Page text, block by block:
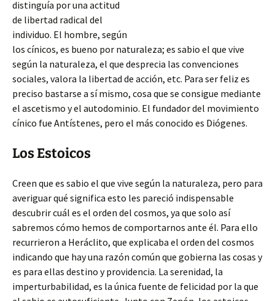
distinguía por una actitud
de libertad radical del
individuo. El hombre, según
los cínicos, es bueno por naturaleza; es sabio el que vive
según la naturaleza, el que desprecia las convenciones
sociales, valora la libertad de acción, etc. Para ser feliz es
preciso bastarse a sí mismo, cosa que se consigue mediante
el ascetismo y el autodominio. El fundador del movimiento
cínico fue Antístenes, pero el más conocido es Diógenes.
Los Estoicos
Creen que es sabio el que vive según la naturaleza, pero para
averiguar qué significa esto les pareció indispensable
descubrir cuál es el orden del cosmos, ya que solo así
sabremos cómo hemos de comportarnos ante él. Para ello
recurrieron a Heráclito, que explicaba el orden del cosmos
indicando que hay una razón común que gobierna las cosas y
es para ellas destino y providencia. La serenidad, la
imperturbabilidad, es la única fuente de felicidad por la que